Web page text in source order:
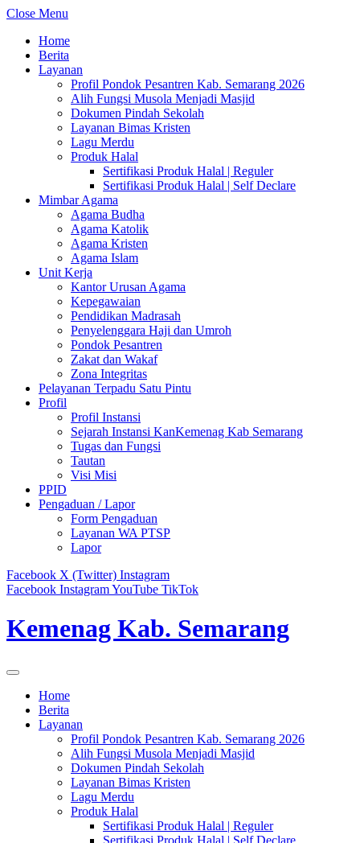
Close Menu
Home
Berita
Layanan
Profil Pondok Pesantren Kab. Semarang 2026
Alih Fungsi Musola Menjadi Masjid
Dokumen Pindah Sekolah
Layanan Bimas Kristen
Lagu Merdu
Produk Halal
Sertifikasi Produk Halal | Reguler
Sertifikasi Produk Halal | Self Declare
Mimbar Agama
Agama Budha
Agama Katolik
Agama Kristen
Agama Islam
Unit Kerja
Kantor Urusan Agama
Kepegawaian
Pendidikan Madrasah
Penyelenggara Haji dan Umroh
Pondok Pesantren
Zakat dan Wakaf
Zona Integritas
Pelayanan Terpadu Satu Pintu
Profil
Profil Instansi
Sejarah Instansi KanKemenag Kab Semarang
Tugas dan Fungsi
Tautan
Visi Misi
PPID
Pengaduan / Lapor
Form Pengaduan
Layanan WA PTSP
Lapor
Facebook X (Twitter) Instagram
Facebook InstagramYouTube TikTok
Kemenag Kab. Semarang
Home
Berita
Layanan
Profil Pondok Pesantren Kab. Semarang 2026
Alih Fungsi Musola Menjadi Masjid
Dokumen Pindah Sekolah
Layanan Bimas Kristen
Lagu Merdu
Produk Halal
Sertifikasi Produk Halal | Reguler
Sertifikasi Produk Halal | Self Declare